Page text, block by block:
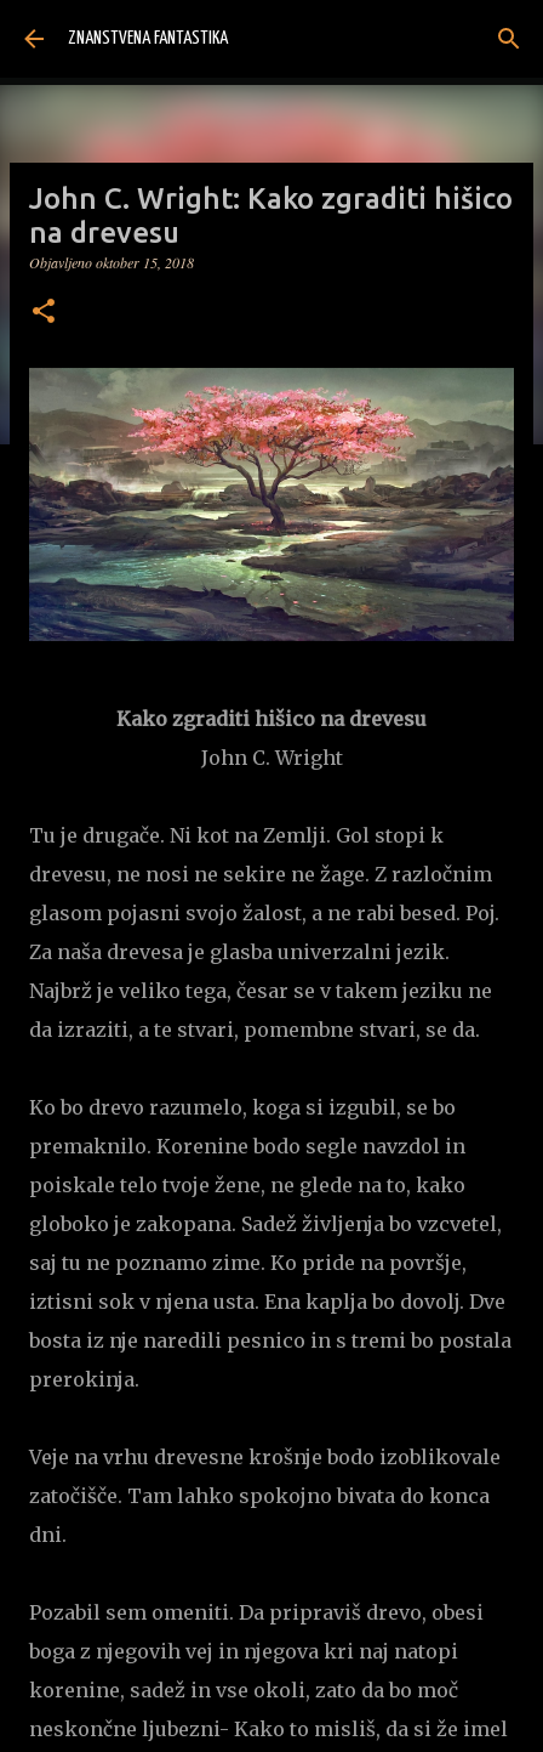
Preskoči na glavno vsebino
ZNANSTVENA FANTASTIKA
John C. Wright: Kako zgraditi hišico
na drevesu
Objavljenooktober 15, 2018
Kako zgraditi hišico na drevesu
John C. Wright
Tu je drugače. Ni kot na Zemlji. Gol stopi k
drevesu, ne nosi ne sekire ne žage. Z razločnim
glasom pojasni svojo žalost, a ne rabi besed. Poj.
Za naša drevesa je glasba univerzalni jezik.
Najbrž je veliko tega, česar se v takem jeziku ne
da izraziti, a te stvari, pomembne stvari, se da.
Ko bo drevo razumelo, koga si izgubil, se bo
premaknilo. Korenine bodo segle navzdol in
poiskale telo tvoje žene, ne glede na to, kako
globoko je zakopana. Sadež življenja bo vzcvetel,
saj tu ne poznamo zime. Ko pride na površje,
iztisni sok v njena usta. Ena kaplja bo dovolj. Dve
bosta iz nje naredili pesnico in s tremi bo postala
prerokinja.
Veje na vrhu drevesne krošnje bodo izoblikovale
zatočišče. Tam lahko spokojno bivata do konca
dni.
Pozabil sem omeniti. Da pripraviš drevo, obesi
boga z njegovih vej in njegova kri naj natopi
korenine, sadež in vse okoli, zato da bo moč
neskončne ljubezni- Kako to misliš, da si že imel